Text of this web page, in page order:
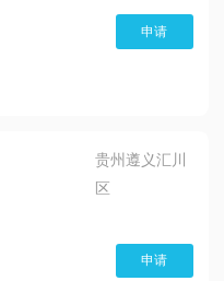
申请
贵州遵义汇川
区
申请